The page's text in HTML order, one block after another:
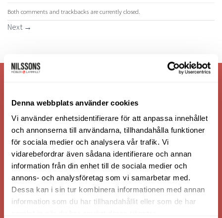
Denna webbplats använder cookies
Vi använder enhetsidentifierare för att anpassa innehållet
och annonserna till användarna, tillhandahålla funktioner
för sociala medier och analysera vår trafik. Vi
vidarebefordrar även sådana identifierare och annan
information från din enhet till de sociala medier och
annons- och analysföretag som vi samarbetar med.
Dessa kan i sin tur kombinera informationen med annan
information som du har tillhandahållit eller som de har
Both comments and trackbacks are currently closed.
Next →